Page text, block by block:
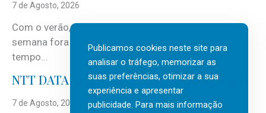
7 de Agosto, 2026
Com o verão, chegam também as férias, os fins-de-
semana fora e os dias em que a casa fica mais
tempo...
NTT DATA Insurtech Global Outlook 2026
7 de Agosto, 2026
Publicamos cookies neste site para
analisar o tráfego, memorizar as
suas preferências, otimizar a sua
experiência e apresentar
publicidade. Para mais informação